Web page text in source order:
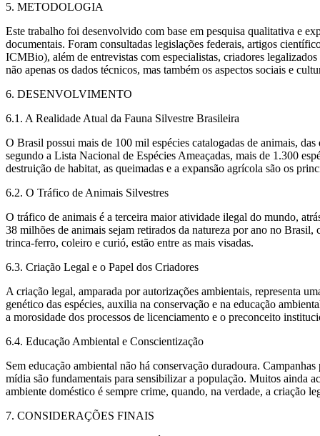
5. METODOLOGIA
Este trabalho foi desenvolvido com base em pesquisa qualitativa e
documentais. Foram consultadas legislações federais, artigos
ICMBio), além de entrevistas com especialistas, criadores
não apenas os dados técnicos, mas também os aspectos sociais e
6. DESENVOLVIMENTO
6.1. A Realidade Atual da Fauna Silvestre Brasileira
O Brasil possui mais de 100 mil espécies catalogadas de animais,
segundo a Lista Nacional de Espécies Ameaçadas, mais de 1.300
destruição de habitat, as queimadas e a expansão agrícola são os
6.2. O Tráfico de Animais Silvestres
O tráfico de animais é a terceira maior atividade ilegal do mundo,
38 milhões de animais sejam retirados da natureza por ano no Brasil,
trinca-ferro, coleiro e curió, estão entre as mais visadas.
6.3. Criação Legal e o Papel dos Criadores
A criação legal, amparada por autorizações ambientais, representa
genético das espécies, auxilia na conservação e na educação
a morosidade dos processos de licenciamento e o preconceito
6.4. Educação Ambiental e Conscientização
Sem educação ambiental não há conservação duradoura.
mídia são fundamentais para sensibilizar a população. Muitos ainda
ambiente doméstico é sempre crime, quando, na verdade, a criação
7. CONSIDERAÇÕES FINAIS